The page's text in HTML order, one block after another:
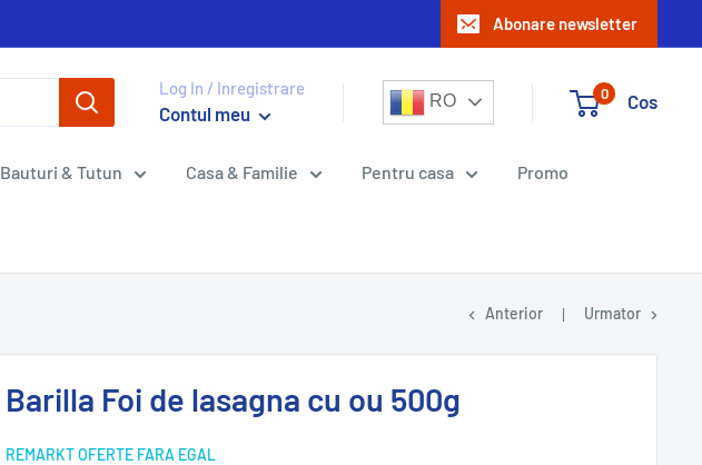
Abonare newsletter
Log In / Inregistrare
Contul meu
RO 0 Cos
Bauturi & Tutun Casa & Familie Pentru casa Promo
Anterior Urmator
Barilla Foi de lasagna cu ou 500g
REMARKT OFERTE FARA EGAL